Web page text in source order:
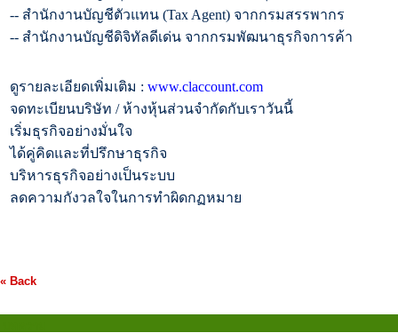
-- สำนักงานบัญชีตัวแทน (Tax Agent) จากกรมสรรพากร
-- สำนักงานบัญชีดิจิทัลดีเด่น จากกรมพัฒนาธุรกิจการค้า
ดูรายละเอียดเพิ่มเติม : www.claccount.com
จดทะเบียนบริษัท / ห้างหุ้นส่วนจำกัดกับเราวันนี้
เริ่มธุรกิจอย่างมั่นใจ
ได้คู่คิดและที่ปรึกษาธุรกิจ
บริหารธุรกิจอย่างเป็นระบบ
ลดความกังวลใจในการทำผิดกฏหมาย
« Back